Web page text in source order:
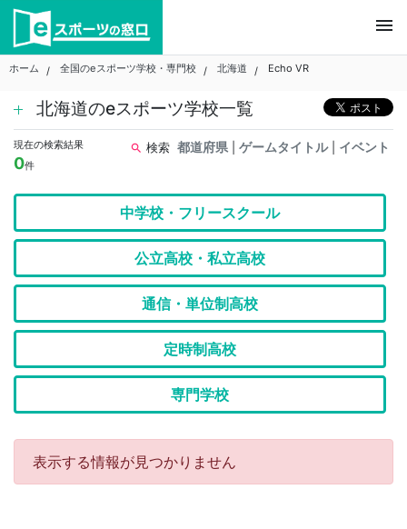
Skip
content
menu
ホーム 全国のeスポーツ学校・専門校 北海道 Echo VR
北海道のeスポーツ学校一覧
現在の検索結果
0件
search 検索 都道府県 ゲームタイトル イベント
中学校・フリースクール
公立高校・私立高校
通信・単位制高校
定時制高校
専門学校
表示する情報が見つかりません